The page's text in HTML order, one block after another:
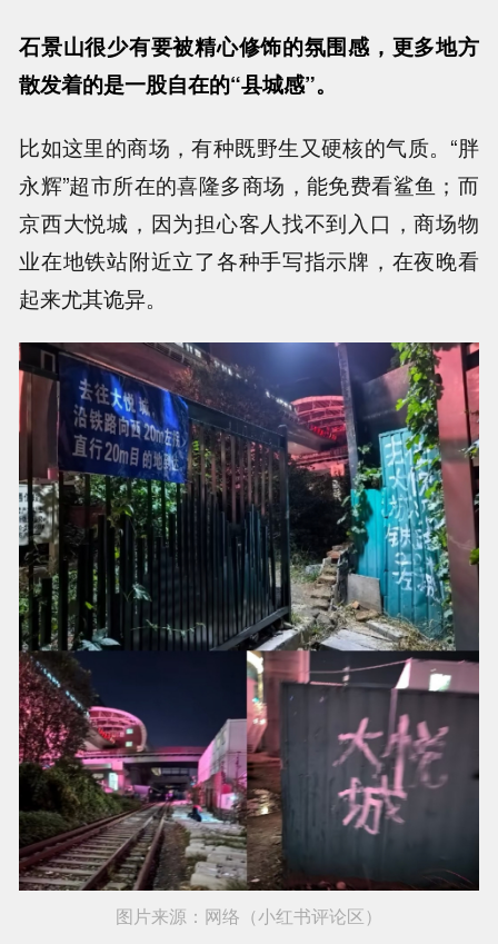
石景山很少有要被精心修饰的氛围感，更多地方
散发着的是一股自在的“县城感”。
比如这里的商场，有种既野生又硬核的气质。“胖
永辉”超市所在的喜隆多商场，能免费看鲨鱼；而
京西大悦城，因为担心客人找不到入口，商场物
业在地铁站附近立了各种手写指示牌，在夜晚看
起来尤其诡异。
图片来源：网络（小红书评论区）